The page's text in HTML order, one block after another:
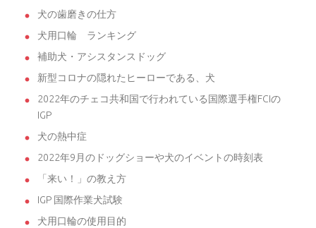
犬の歯磨きの仕方
犬用口輪 ランキング
補助犬・アシスタンスドッグ
新型コロナの隠れたヒーローである、犬
2022年のチェコ共和国で行われている国際選手権FCIの
IGP
犬の熱中症
2022年9月のドッグショーや犬のイベントの時刻表
「来い！」の教え方
IGP 国際作業犬試験
犬用口輪の使用目的